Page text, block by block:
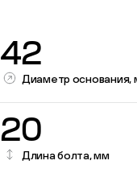
42
Диаметр основания,
20
Длина болта, мм